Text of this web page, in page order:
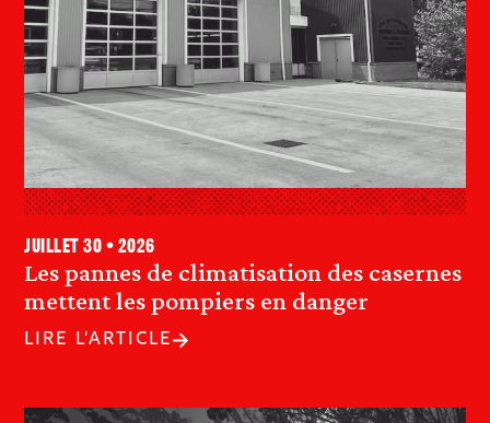
Les pannes de climatisation des casernes
mettent les pompiers en danger
juillet 30 • 2026
LIRE L'ARTICLE